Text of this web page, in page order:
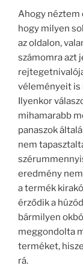
Ahogy néztem
hogy milyen
az oldalon,
számomra azt
véleményeit is
Ilyenkor
mihamarabb
panaszok
nem
eredmény
a termék
érződik a
bármilyen
meggondolta
terméket,
rá.